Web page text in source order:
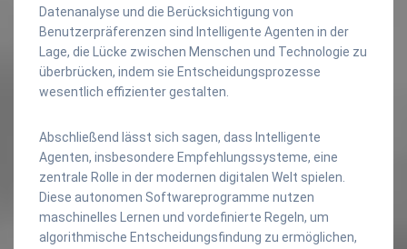
Datenanalyse und die Berücksichtigung von
Benutzerpräferenzen sind Intelligente Agenten in der
Lage, die Lücke zwischen Menschen und Technologie zu
überbrücken, indem sie Entscheidungsprozesse
wesentlich effizienter gestalten.
Abschließend lässt sich sagen, dass Intelligente
Agenten, insbesondere Empfehlungssysteme, eine
zentrale Rolle in der modernen digitalen Welt spielen.
Diese autonomen Softwareprogramme nutzen
maschinelles Lernen und vordefinierte Regeln, um
algorithmische Entscheidungsfindung zu ermöglichen,